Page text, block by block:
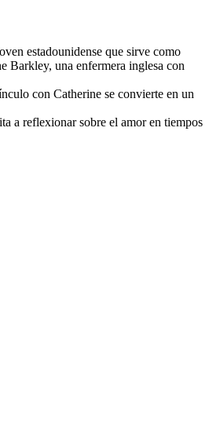
estadounidense que sirve como
Barkley, una enfermera inglesa con
con Catherine se convierte en un
a reflexionar sobre el amor en tiempos